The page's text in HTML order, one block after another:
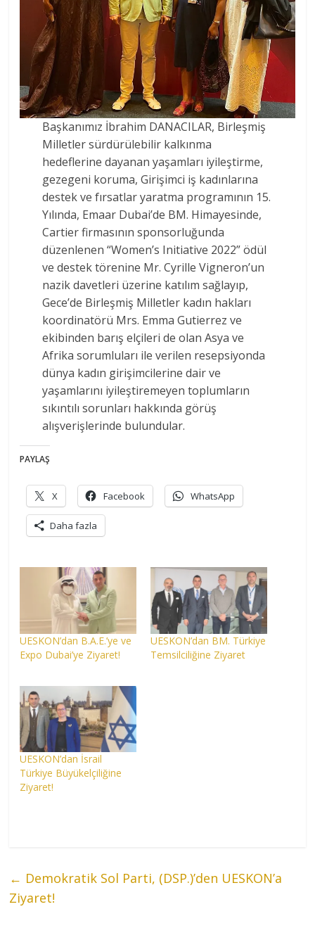
Başkanımız İbrahim DANACILAR, Birleşmiş
Milletler sürdürülebilir kalkınma
hedeflerine dayanan yaşamları iyileştirme,
gezegeni koruma, Girişimci iş kadınlarına
destek ve fırsatlar yaratma programının 15.
Yılında, Emaar Dubai’de BM. Himayesinde,
Cartier firmasının sponsorluğunda
düzenlenen “Women’s Initiative 2022” ödül
ve destek törenine Mr. Cyrille Vigneron’un
nazik davetleri üzerine katılım sağlayıp,
Gece’de Birleşmiş Milletler kadın hakları
koordinatörü Mrs. Emma Gutierrez ve
ekibinden barış elçileri de olan Asya ve
Afrika sorumluları ile verilen resepsiyonda
dünya kadın girişimcilerine dair ve
yaşamlarını iyileştiremeyen toplumların
sıkıntılı sorunları hakkında görüş
alışverişlerinde bulundular.
PAYLAŞ
X Facebook WhatsApp
Daha fazla
UESKON’dan B.A.E.’ye ve
Expo Dubai’ye Ziyaret!
UESKON’dan BM. Türkiye
Temsilciliğine Ziyaret
UESKON’dan İsrail
Türkiye Büyükelçiliğine
Ziyaret!
← Demokratik Sol Parti, (DSP.)’den UESKON’a
Ziyaret!